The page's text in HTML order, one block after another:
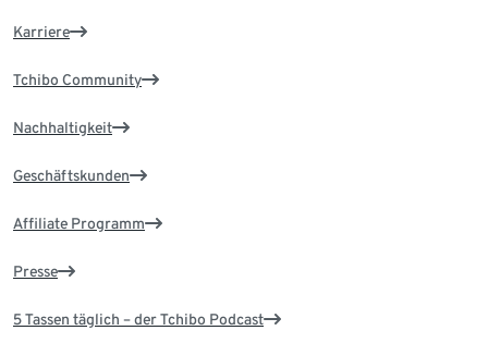
Karriere
Tchibo Community
Nachhaltigkeit
Geschäftskunden
Affiliate Programm
Presse
5 Tassen täglich – der Tchibo Podcast